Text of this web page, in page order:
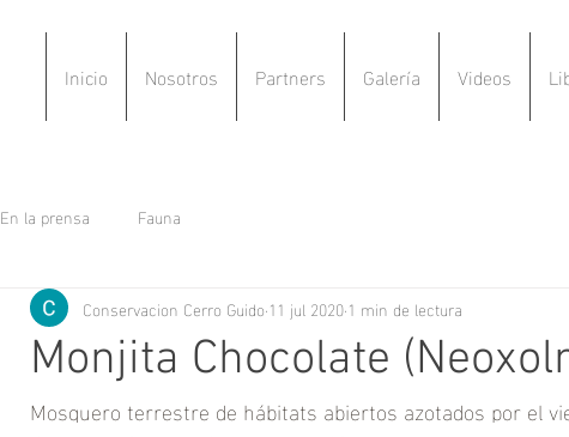
Inicio Nosotros Partners Galería Videos
En la prensa Fauna
Monjita Chocolate
Conservacion Cerro Guido 11 jul 2020 1 min de lectura
Mosquero terrestre de hábitats abiertos azotados por el